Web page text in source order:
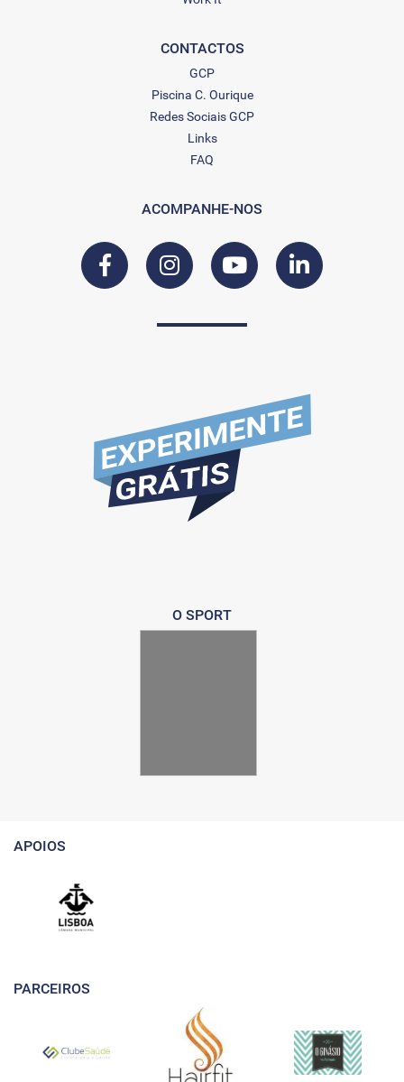
CONTACTOS
GCP
Piscina C. Ourique
Redes Sociais GCP
Links
FAQ
ACOMPANHE-NOS
O SPORT
APOIOS
PARCEIROS